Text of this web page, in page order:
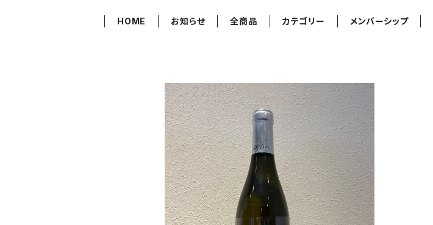
HOME お知らせ 全商品 カテゴリー メンバーシップ